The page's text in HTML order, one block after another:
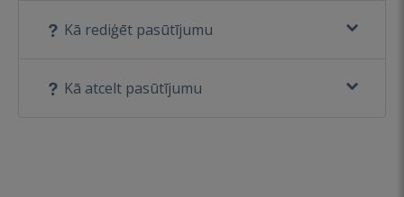
Kā rediģēt pasūtījumu
Kā atcelt pasūtījumu